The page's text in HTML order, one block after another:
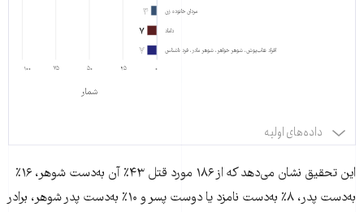
شمار
۴
۴
۷
۷
۷
مردان خانوده زن
داماد
افراد نقاب‌پوش، شوهر خواهر، شوهر مادر، فرد ناشناس
۰ ۵۰ ۲۵ ۷۵ ۱۰۰
و برادرداده‌های اولیه
این تحقیق نشان می‌دهد که از ۱۸۶ مورد قتل ۴۳٪ آن به‌دست شوهر، ۱۶٪
به‌دست پدر، ۸٪ به‌دست نامزد یا دوست پسر و ۱۰٪ به‌دست پدر شوهر، برادر